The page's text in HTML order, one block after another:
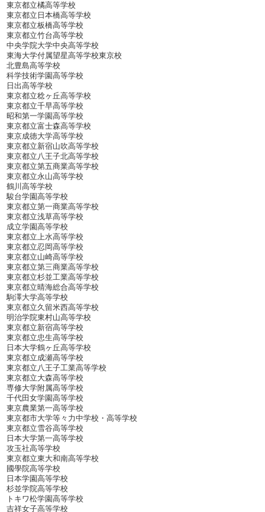
東京都立橘高等学校
東京都立日本橋高等学校
東京都立板橋高等学校
東京都立竹台高等学校
中央学院大学中央高等学校
東海大学付属望星高等学校東京校
北豊島高等学校
科学技術学園高等学校
日出高等学校
東京都立稔ヶ丘高等学校
東京都立千早高等学校
昭和第一学園高等学校
東京都立富士森高等学校
東京成徳大学高等学校
東京都立新宿山吹高等学校
東京都立八王子北高等学校
東京都立第五商業高等学校
東京都立永山高等学校
鶴川高等学校
駿台学園高等学校
東京都立第一商業高等学校
東京都立浅草高等学校
成立学園高等学校
東京都立上水高等学校
東京都立忍岡高等学校
東京都立山崎高等学校
東京都立第三商業高等学校
東京都立杉並工業高等学校
東京都立晴海総合高等学校
駒澤大学高等学校
東京都立久留米西高等学校
明治学院東村山高等学校
東京都立新宿高等学校
東京都立忠生高等学校
日本大学鶴ヶ丘高等学校
東京都立成瀬高等学校
東京都立八王子工業高等学校
東京都立大森高等学校
専修大学附属高等学校
千代田女学園高等学校
東京農業第一高等学校
東京都市大学等々力中学校・高等学校
東京都立雪谷高等学校
日本大学第一高等学校
攻玉社高等学校
東京都立東大和南高等学校
國學院高等学校
日本学園高等学校
杉並学院高等学校
トキワ松学園高等学校
吉祥女子高等学校